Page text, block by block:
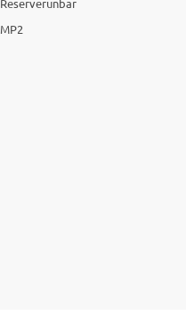
Reserverunbar
MP2